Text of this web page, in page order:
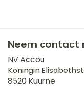
Neem contact
NV Accou
Koningin
8520 Kuurne